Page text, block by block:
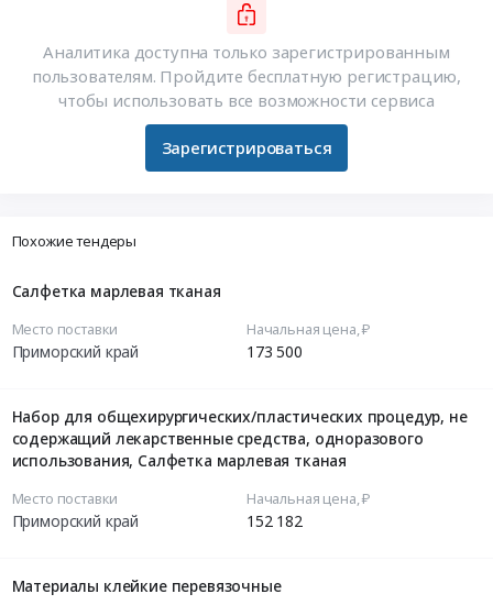
Аналитика доступна только зарегистрированным
пользователям. Пройдите бесплатную регистрацию,
чтобы использовать все возможности сервиса
Зарегистрироваться
Похожие тендеры
Салфетка марлевая тканая
Место поставки
Приморский край
Начальная цена, ₽
173 500
Набор для общехирургических/пластических процедур, не
содержащий лекарственные средства, одноразового
использования, Салфетка марлевая тканая
Место поставки
Приморский край
Начальная цена, ₽
152 182
Материалы клейкие перевязочные